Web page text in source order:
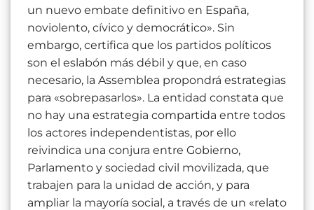
un nuevo embate definitivo en España,
noviolento, cívico y democrático». Sin
embargo, certifica que los partidos políticos
son el eslabón más débil y que, en caso
necesario, la Assemblea propondrá estrategias
para «sobrepasarlos». La entidad constata que
no hay una estrategia compartida entre todos
los actores independentistas, por ello
reivindica una conjura entre Gobierno,
Parlamento y sociedad civil movilizada, que
trabajen para la unidad de acción, y para
ampliar la mayoría social, a través de un «relato